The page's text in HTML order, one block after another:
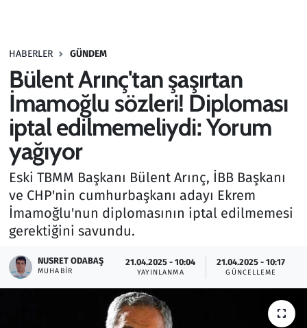
HABERLER GÜNDEM
Bülent Arınç'tan şaşırtan
İmamoğlu sözleri! Diploması
iptal edilmemeliydi: Yorum
yağıyor
Eski TBMM Başkanı Bülent Arınç, İBB Başkanı
ve CHP'nin cumhurbaşkanı adayı Ekrem
İmamoğlu'nun diplomasının iptal edilmemesi
gerektiğini savundu.
NUSRET ODABAŞ
MUHABIR
21.04.2025 - 10:04
YAYINLANMA
21.04.2025 - 10:17
GÜNCELLEME
Haber
Kültür Sanat
Kurumsal Haberler
Lezzet Durağı
Memur ve Kamu
Otomobil
Oyun